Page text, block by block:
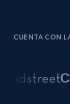
CUENTA CON